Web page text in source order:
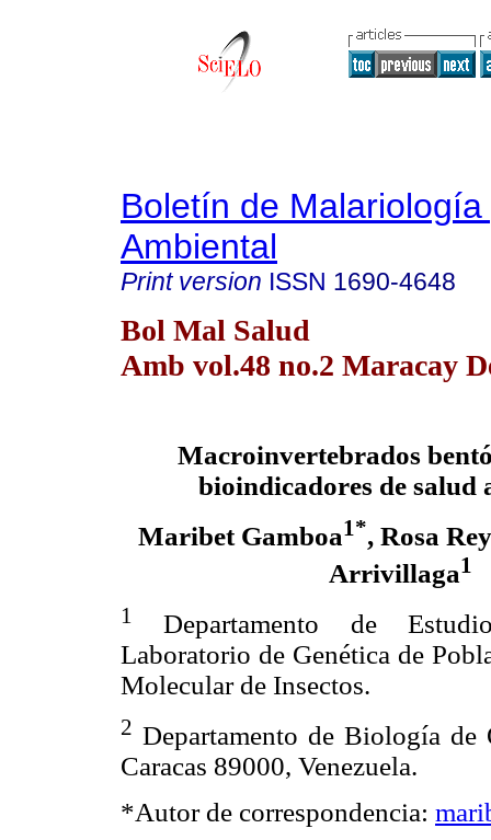
Boletín de
Ambiental
Print version ISSN 1690-4648
Bol Mal Salud
Amb vol.48 no.2 Maracay
Macroinvertebrados
bioindicadores de salud
Maribet Gamboa1*, Rosa
Arrivillaga1
1
Departamento de
Laboratorio de Genética de
Molecular de Insectos.
2 Departamento de Biología
Caracas 89000, Venezuela.
*Autor de correspondencia: